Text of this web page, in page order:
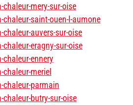
mery-sur-oise
saint-ouen-l-aumone
auvers-sur-oise
eragny-sur-oise
ennery
meriel
chaleur-parmain
butry-sur-oise